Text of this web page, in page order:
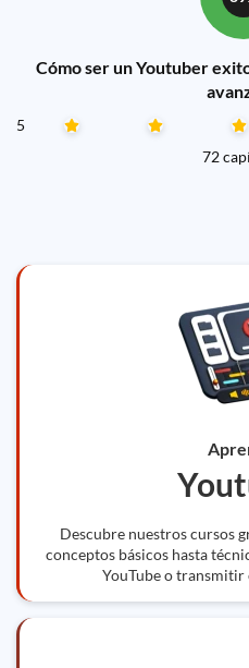
Cómo ser un Youtuber
5
72
Descubre nuestros cursos
conceptos básicos hasta
YouTube o transmitir